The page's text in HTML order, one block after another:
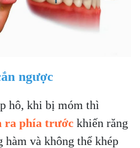
ngược
hô, khi bị móm thì
ra phía trước khiến răng
và không thể khép